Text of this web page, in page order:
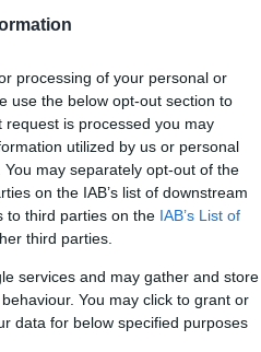
processing of your personal or
use the below opt-out section to
is processed you may
utilized by us or personal
may separately opt-out of the
on the IAB’s list of downstream
to third parties on the IAB’s List of
third parties.
services and may gather and store
You may click to grant or
data for below specified purposes
sia